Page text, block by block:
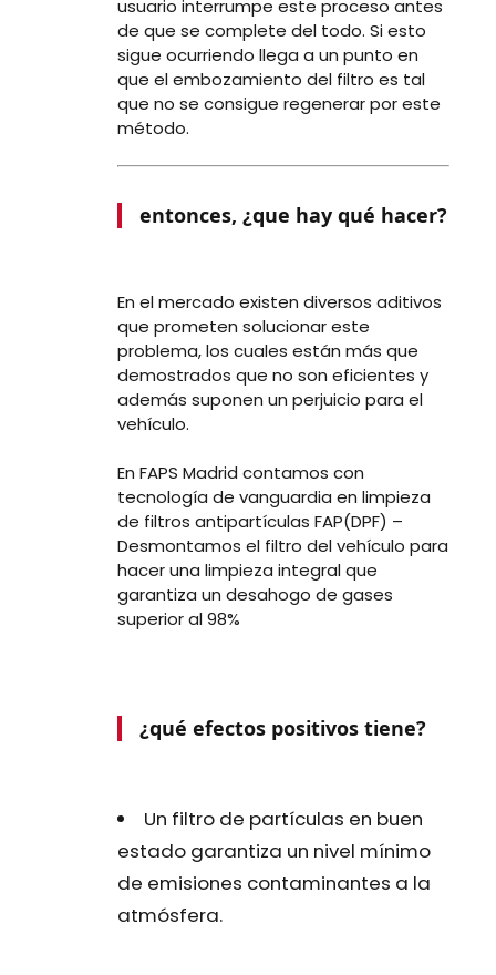
usuario interrumpe este proceso antes
de que se complete del todo. Si esto
sigue ocurriendo llega a un punto en
que el embozamiento del filtro es tal
que no se consigue regenerar por este
método.
entonces, ¿que hay qué hacer?
En el mercado existen diversos aditivos
que prometen solucionar este
problema, los cuales están más que
demostrados que no son eficientes y
además suponen un perjuicio para el
vehículo.
En FAPS Madrid contamos con
tecnología de vanguardia en limpieza
de filtros antipartículas FAP(DPF) –
Desmontamos el filtro del vehículo para
hacer una limpieza integral que
garantiza un desahogo de gases
superior al 98%
¿qué efectos positivos tiene?
Un filtro de partículas en buen
estado garantiza un nivel mínimo
de emisiones contaminantes a la
atmósfera.